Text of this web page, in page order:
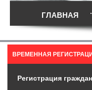
ГЛАВНАЯ
ВРЕМЕННАЯ
Регистрация